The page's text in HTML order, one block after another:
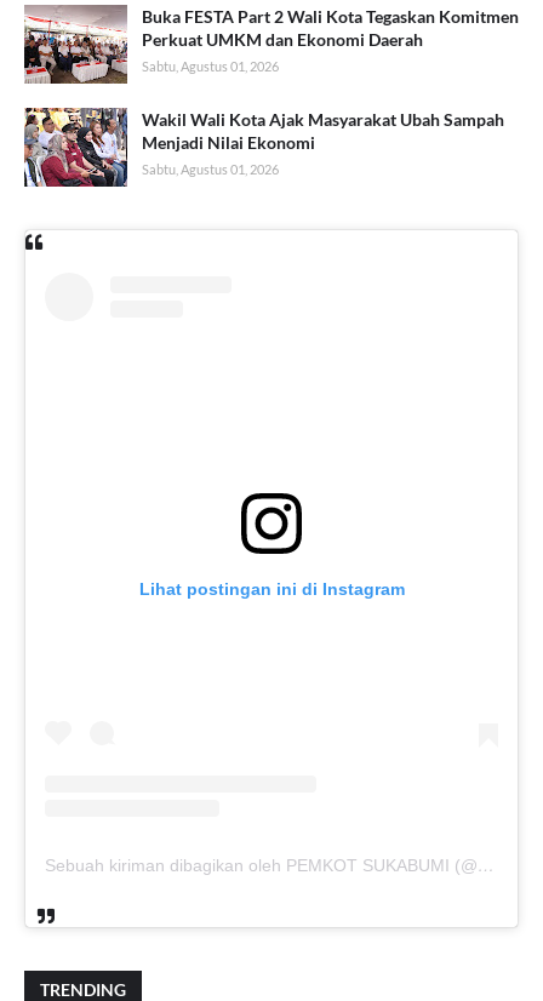
Buka FESTA Part 2 Wali Kota Tegaskan Komitmen
Perkuat UMKM dan Ekonomi Daerah
Sabtu, Agustus 01, 2026
Wakil Wali Kota Ajak Masyarakat Ubah Sampah
Menjadi Nilai Ekonomi
Sabtu, Agustus 01, 2026
Lihat postingan ini di Instagram
Sebuah kiriman dibagikan oleh PEMKOT SUKABUMI (@pemkotsukabumi_)
TRENDING